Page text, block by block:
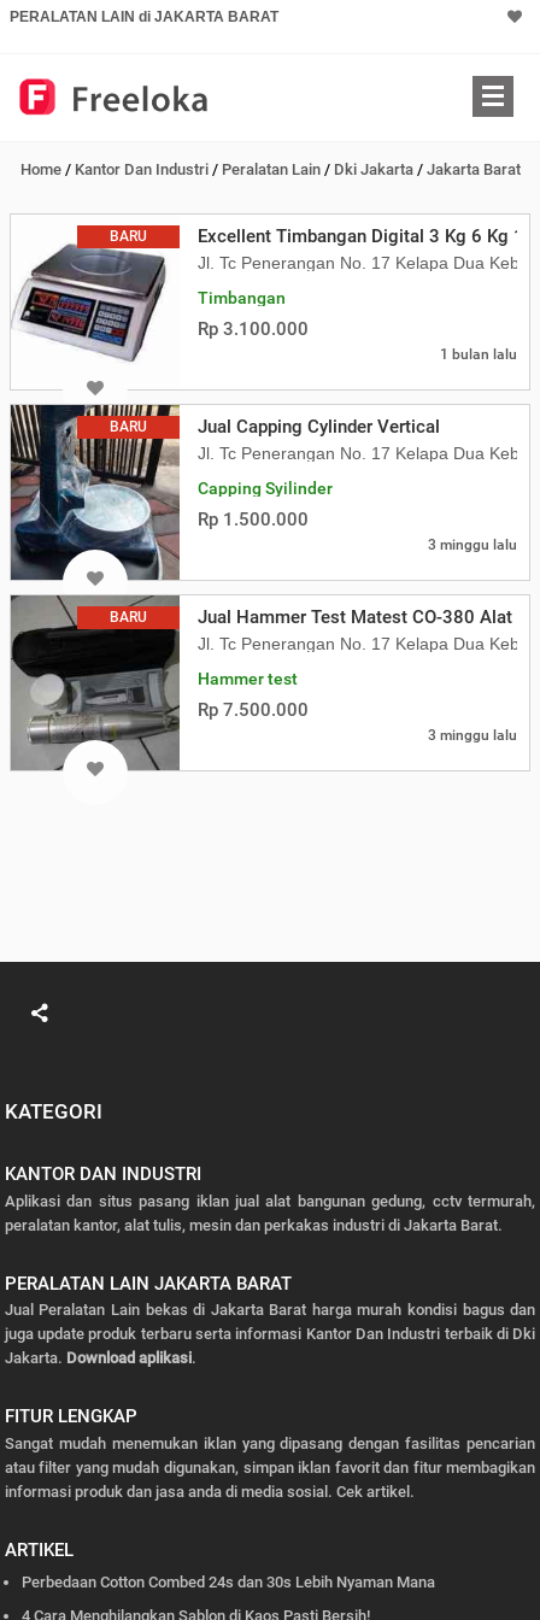
PERALATAN LAIN di JAKARTA BARAT
Home / Kantor Dan Industri / Peralatan Lain / Dki Jakarta / Jakarta Barat
BARU Excellent Timbangan Digital 3 Kg 6 Kg
Jl. Tc Penerangan No. 17 Kelapa Dua
Timbangan
Rp 3.100.000
1 bulan lalu
BARU Jual Capping Cylinder Vertical
Jl. Tc Penerangan No. 17 Kelapa Dua
Capping Syilinder
Rp 1.500.000
3 minggu lalu
BARU Jual Hammer Test Matest CO-380 Alat
Jl. Tc Penerangan No. 17 Kelapa Dua
Hammer test
Rp 7.500.000
3 minggu lalu
KATEGORI
KANTOR DAN INDUSTRI
Aplikasi dan situs pasang iklan jual alat bangunan gedung, cctv termurah,
peralatan kantor, alat tulis, mesin dan perkakas industri di Jakarta Barat.
PERALATAN LAIN JAKARTA BARAT
Jual Peralatan Lain bekas di Jakarta Barat harga murah kondisi bagus dan
juga update produk terbaru serta informasi Kantor Dan Industri terbaik di Dki
Jakarta. Download aplikasi.
FITUR LENGKAP
Sangat mudah menemukan iklan yang dipasang dengan fasilitas pencarian
atau filter yang mudah digunakan, simpan iklan favorit dan fitur membagikan
informasi produk dan jasa anda di media sosial. Cek artikel.
ARTIKEL
Perbedaan Cotton Combed 24s dan 30s Lebih Nyaman Mana
4 Cara Menghilangkan Sablon di Kaos Pasti Bersih!